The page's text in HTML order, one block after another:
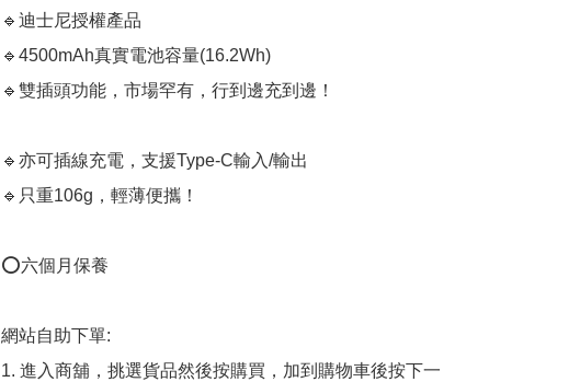
🔹迪士尼授權產品
🔹4500mAh真實電池容量(16.2Wh)
🔹雙插頭功能，市場罕有，行到邊充到邊！
🔹亦可插線充電，支援Type-C輸入/輸出
🔹只重106g，輕薄便攜！
⭕️六個月保養
網站自助下單:
1. 進入商舖，挑選貨品然後按購買，加到購物車後按下一